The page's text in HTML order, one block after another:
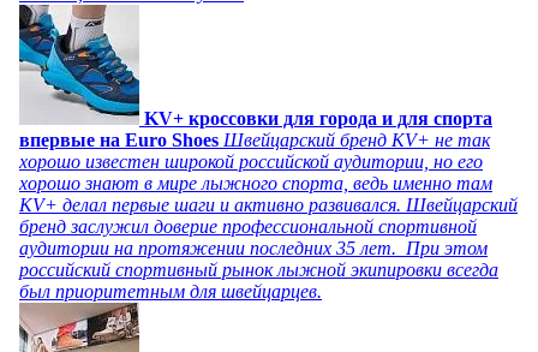
KV+ кроссовки для города и для спорта
впервые на Euro Shoes Швейцарский бренд KV+ не так
хорошо известен широкой российской аудитории, но его
хорошо знают в мире лыжного спорта, ведь именно там
KV+ делал первые шаги и активно развивался. Швейцарский
бренд заслужил доверие профессиональной спортивной
аудитории на протяжении последних 35 лет. При этом
российский спортивный рынок лыжной экипировки всегда
был приоритетным для швейцарцев.